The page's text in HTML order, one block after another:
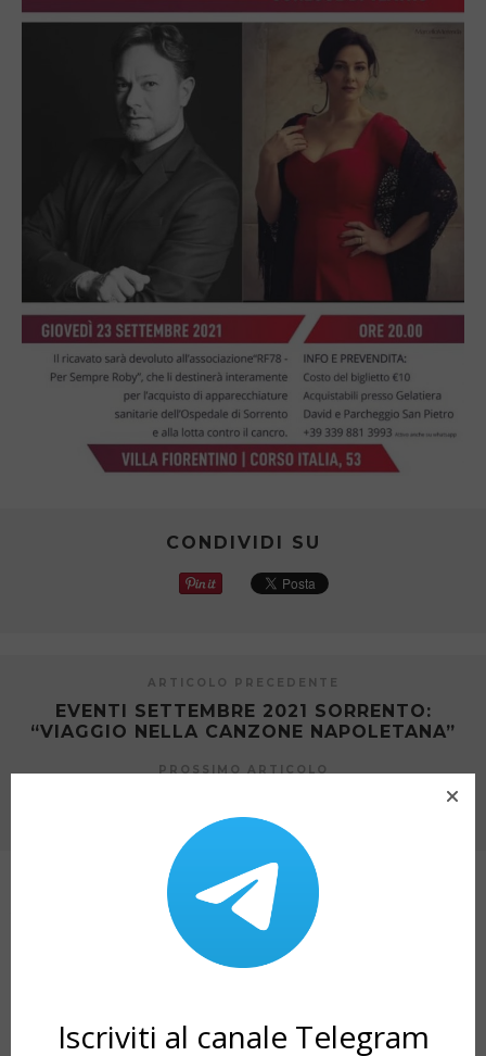
CONDIVIDI SU
ARTICOLO PRECEDENTE
EVENTI SETTEMBRE 2021 SORRENTO:
“VIAGGIO NELLA CANZONE NAPOLETANA”
PROSSIMO ARTICOLO
PROFESSIONALI DI CINEMA 2021
ARTICOLI CORRELATI
Iscriviti al canale Telegram